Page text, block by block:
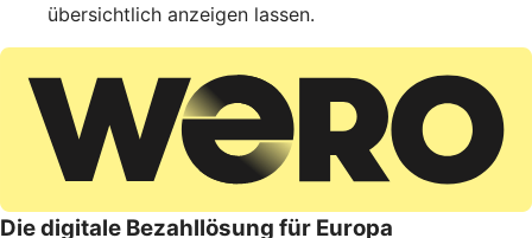
übersichtlich anzeigen lassen.
Die digitale Bezahllösung für Europa